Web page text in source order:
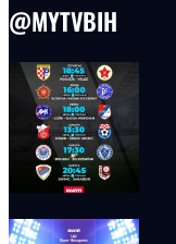
@MYTVBIH